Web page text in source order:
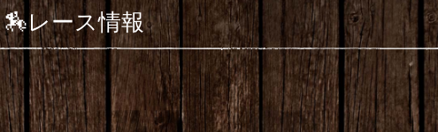
🏇レース情報